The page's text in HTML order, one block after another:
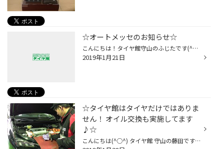
☆オートメッセのお知らせ☆
こんにちは！タイヤ館守山のふじたです(^^♪ 明日は火曜日ですので当店は休日になります(´；ω；`)ｳｩｩ ご迷惑をおかけしますがよろしくお願いいたします♪ エアー点検やオイル交換をお考えのお客様は 本日ご来店くださいませ！スタッフ全員心よりお待ちしております(^^)/ 突然ですがお知らせがございま...
2019年1月21日
☆タイヤ館はタイヤだけではありま
せん！ オイル交換も実施してます
♪☆
こんにちは(^○^) タイヤ館 守山の藤田です! いつもスタッフ日記をご覧頂き、ありがとうございます＼(^o^)／ 今日は朝から雨が降っておりますので、 運転には十分気を付けて走行してくださいね(´；ω；`)ｳｩｩ ところで、皆さんは愛車のオイル交換していますか? オイル交換時期の目安は3000キロから5000...